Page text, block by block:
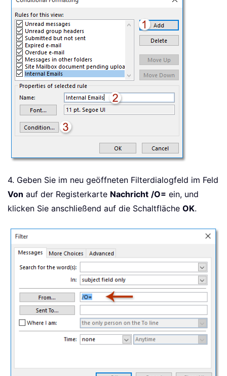
4. Geben Sie im neu geöffneten Filterdialogfeld im Feld
Von auf der Registerkarte Nachricht /O= ein, und
klicken Sie anschließend auf die Schaltfläche OK.